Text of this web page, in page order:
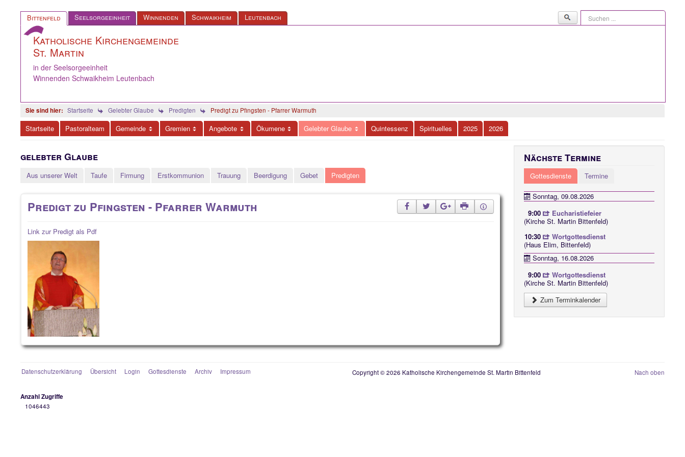
Bittenfeld Seelsorgeeinheit Winnenden Schwaikheim Leutenbach
Suchen
...
Katholische Kirchengemeinde
St. Martin
in der Seelsorgeeinheit
Winnenden Schwaikheim Leutenbach
Startseite Gelebter Glaube Predigten Predigt zu Pfingsten - Pfarrer Warmuth
Startseite Pastoralteam Gemeinde Gremien Angebote Ökumene Gelebter Glaube Quintessenz Spirituelles 2025 2026
gelebter Glaube
Aus unserer Welt Taufe Firmung Erstkommunion Trauung Beerdigung Gebet Predigten
Predigt zu Pfingsten - Pfarrer Warmuth
Link zur Predigt als Pdf
Nächste Termine
Gottesdienste Termine
Sonntag, 09.08.2026
9:00
Eucharistiefeier
(Kirche St. Martin Bittenfeld)
10:30
Wortgottesdienst
(Haus Elim, Bittenfeld)
Sonntag, 16.08.2026
9:00
Wortgottesdienst
(Kirche St. Martin Bittenfeld)
Zum Terminkalender
Datenschutzerklärung Übersicht Login Gottesdienste Archiv Impressum
Anzahl Zugriffe
1046443
Nach oben
Copyright © 2026 Katholische Kirchengemeinde St. Martin Bittenfeld